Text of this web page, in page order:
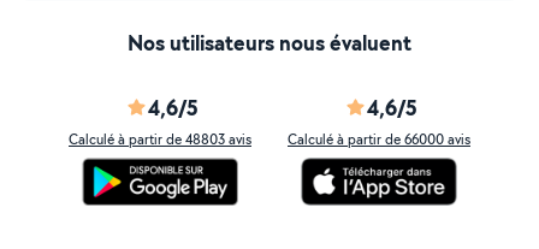
Nos utilisateurs nous évaluent
4,6/5
Calculé à partir de 48803 avis
4,6/5
Calculé à partir de 66000 avis